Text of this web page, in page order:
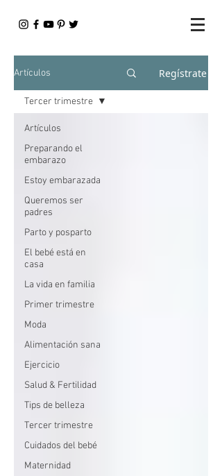
Artículos Regístrate
Artículos
Preparando el
embarazo
Estoy embarazada
Queremos ser
padres
Parto y posparto
El bebé está en
casa
La vida en familia
Primer trimestre
Moda
Alimentación sana
Ejercicio
Salud & Fertilidad
Tips de belleza
Tercer trimestre
Cuidados del bebé
Maternidad
Tercer trimestre